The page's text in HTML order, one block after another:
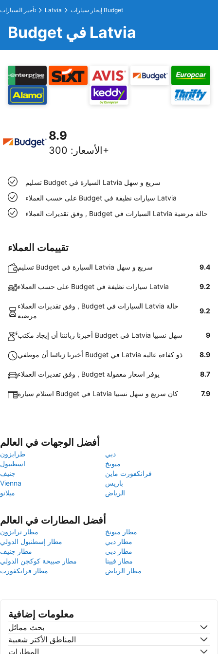
تأجير السيارات Latvia إيجار سيارات Budget
Budget في Latvia
8.9
الأسعار : 300+
تسليم Budget السيارة في Latvia سريع و سهل
على حسب العملاء Budget سيارات نظيفة في Latvia
وفق تقديرات العملاء , Budget السيارات في Latvia حالة مرضية
تقييمات العملاء
تسليم Budget السيارة في Latvia سريع و سهل 9.4
على حسب العملاء Budget سيارات نظيفة في Latvia 9.2
وفق تقديرات العملاء , Budget السيارات في Latvia حالة
مرضية
9.2
أخبرنا زبائننا أن إيجاد مكتب Budget في Latvia سهل نسبيا 9
أخبرنا زبائننا أن موظفي Budget في Latvia ذو كفاءة عالية 8.9
وفق تقديرات العملاء , Budget يوفر اسعار معقولة 8.7
استلام سيارة Budget في Latvia كان سريع و سهل نسبيا 7.9
أفضل الوجهات في العالم
طرابزون
دبي
اسطنبول
ميونخ
جنيف
فرانكفورت ماين
Vienna
باريس
ميلانو
الرياض
أفضل المطارات في العالم
مطار ترابزون
مطار ميونخ
مطار إسطنبول الدولي
مطار دبي
مطار جنيف
مطار دبي
مطار صبيحة كوكجن الدولي
مطار فيينا
مطار فرانكفورت
مطار الرياض
معلومات إضافية
بحث مماثل
المناطق الأكتر شعبية
المطارات